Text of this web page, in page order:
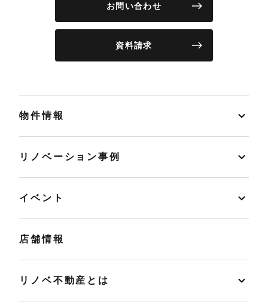
お問い合わせ
資料請求
物件情報
リノベーション事例
イベント
店舗情報
リノベ不動産とは